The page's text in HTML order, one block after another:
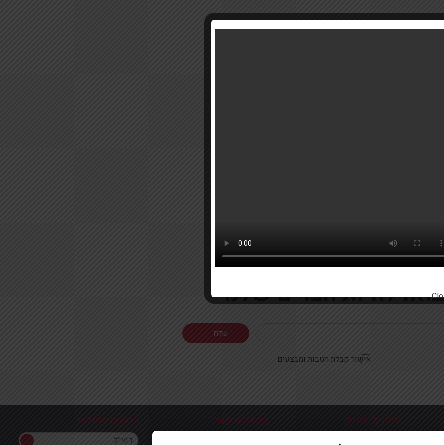
רוצים להתעדכן ראשונים על מבצעים והטבות?
בואו להיות חברים שלנו
אישור קבלת הטבות ומבצעים
לינקים נפוצים צרו איתנו קשר הרשמה לניוזלטר
הרשמה לניוזלטר